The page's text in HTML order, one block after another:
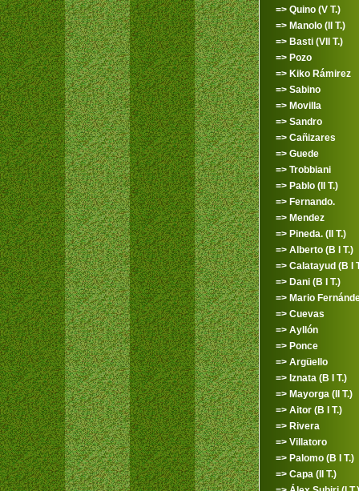
=> Quino (V T.)
=> Manolo (II T.)
=> Basti (VII T.)
=> Pozo
=> Kiko Rámirez
=> Sabino
=> Movilla
=> Sandro
=> Cañizares
=> Guede
=> Trobbiani
=> Pablo (II T.)
=> Fernando.
=> Mendez
=> Pineda. (II T.)
=> Alberto (B I T.)
=> Calatayud (B I
=> Dani (B I T.)
=> Mario
=> Cuevas
=> Ayllón
=> Ponce
=> Argüello
=> Iznata (B I T.)
=> Mayorga (II T.)
=> Aitor (B I T.)
=> Rivera
=> Villatoro
=> Palomo (B I T.)
=> Capa (II T.)